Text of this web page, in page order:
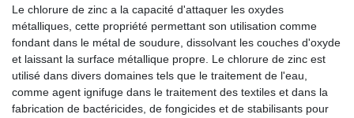
Le chlorure de zinc a la capacité d'attaquer les oxydes
métalliques, cette propriété permettant son utilisation comme
fondant dans le métal de soudure, dissolvant les couches d'oxyde
et laissant la surface métallique propre. Le chlorure de zinc est
utilisé dans divers domaines tels que le traitement de l'eau,
comme agent ignifuge dans le traitement des textiles et dans la
fabrication de bactéricides, de fongicides et de stabilisants pour